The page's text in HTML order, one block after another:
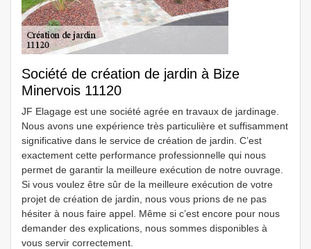
Société de création de jardin à Bize
Minervois 11120
JF Elagage est une société agrée en travaux de jardinage.
Nous avons une expérience très particulière et suffisamment
significative dans le service de création de jardin. C’est
exactement cette performance professionnelle qui nous
permet de garantir la meilleure exécution de notre ouvrage.
Si vous voulez être sûr de la meilleure exécution de votre
projet de création de jardin, nous vous prions de ne pas
hésiter à nous faire appel. Même si c’est encore pour nous
demander des explications, nous sommes disponibles à
vous servir correctement.